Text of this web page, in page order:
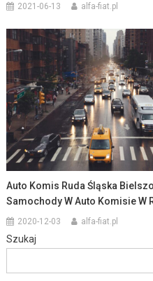
2021-06-13 alfa-fiat.pl
Auto Komis Ruda Śląska
Samochody W Auto Komisie W
2020-12-03 alfa-fiat.pl
Szukaj